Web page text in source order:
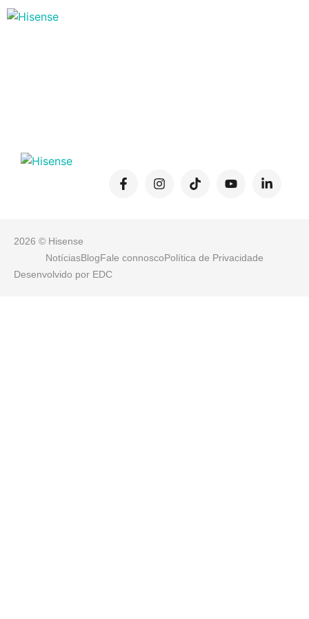
2026 © Hisense
NotíciasBlogFale connoscoPolítica de Privacidade
Desenvolvido por EDC